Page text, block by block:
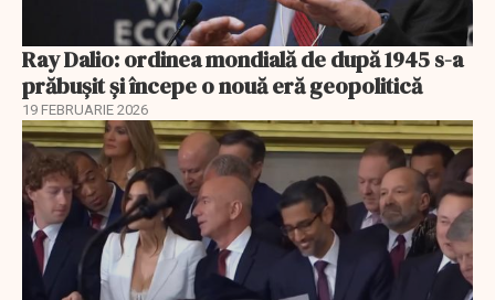
Ray Dalio: ordinea mondială de după 1945 s-a
prăbușit și începe o nouă eră geopolitică
19 FEBRUARIE 2026